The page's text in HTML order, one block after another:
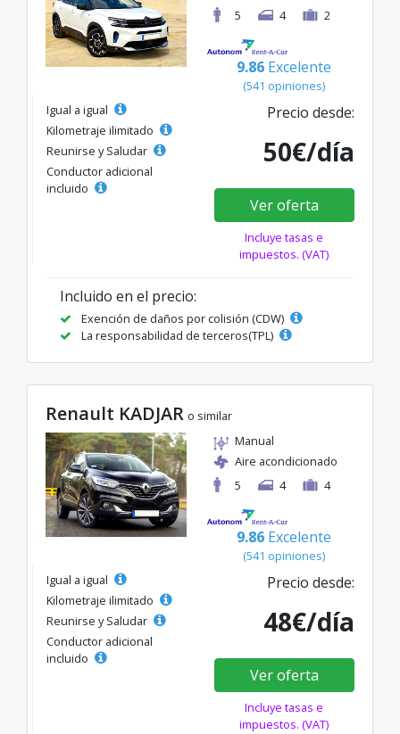
5
4 2
9.86 Excelente
(541 opiniones)
Igual a igual
Kilometraje ilimitado
Reunirse y Saludar
Conductor adicional
incluido
Precio desde:
50€/día
Ver oferta
Incluye tasas e
impuestos. (VAT)
Incluido en el precio:
Exención de daños por colisión (CDW)
La responsabilidad de terceros(TPL)
Renault KADJAR o similar
Manual
Aire acondicionado
5
4 4
9.86 Excelente
(541 opiniones)
Igual a igual
Kilometraje ilimitado
Reunirse y Saludar
Conductor adicional
incluido
Precio desde:
48€/día
Ver oferta
Incluye tasas e
impuestos. (VAT)